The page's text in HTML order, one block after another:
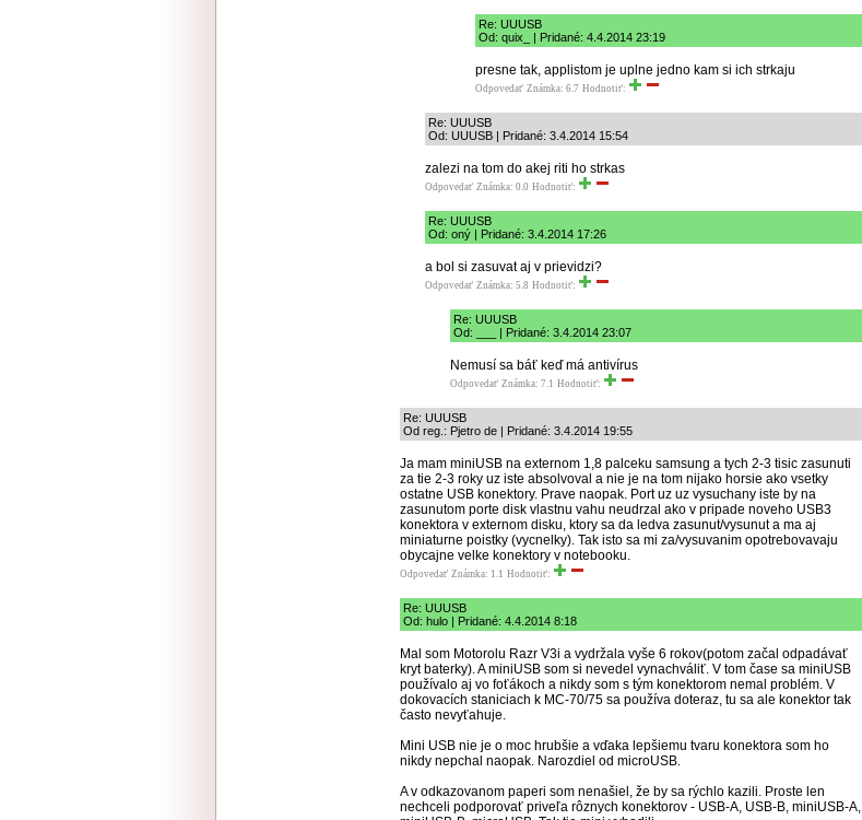
Re: UUUSB
Od: quix_ | Pridané: 4.4.2014 23:19
presne tak, applistom je uplne jedno kam si ich strkaju
Odpovedať Známka: 6.7 Hodnotiť:
Re: UUUSB
Od: UUUSB | Pridané: 3.4.2014 15:54
zalezi na tom do akej riti ho strkas
Odpovedať Známka: 0.0 Hodnotiť:
Re: UUUSB
Od: oný | Pridané: 3.4.2014 17:26
a bol si zasuvat aj v prievidzi?
Odpovedať Známka: 5.8 Hodnotiť:
Re: UUUSB
Od: ___ | Pridané: 3.4.2014 23:07
Nemusí sa báť keď má antivírus
Odpovedať Známka: 7.1 Hodnotiť:
Re: UUUSB
Od reg.: Pjetro de | Pridané: 3.4.2014 19:55
Ja mam miniUSB na externom 1,8 palceku samsung a tych 2-3 tisic zasunuti
za tie 2-3 roky uz iste absolvoval a nie je na tom nijako horsie ako vsetky
ostatne USB konektory. Prave naopak. Port uz uz vysuchany iste by na
zasunutom porte disk vlastnu vahu neudrzal ako v pripade noveho USB3
konektora v externom disku, ktory sa da ledva zasunut/vysunut a ma aj
miniaturne poistky (vycnelky). Tak isto sa mi za/vysuvanim opotrebovavaju
obycajne velke konektory v notebooku.
Odpovedať Známka: 1.1 Hodnotiť:
Re: UUUSB
Od: hulo | Pridané: 4.4.2014 8:18
Mal som Motorolu Razr V3i a vydržala vyše 6 rokov(potom začal odpadávať
kryt baterky). A miniUSB som si nevedel vynachváliť. V tom čase sa miniUSB
používalo aj vo foťákoch a nikdy som s tým konektorom nemal problém. V
dokovacích staniciach k MC-70/75 sa používa doteraz, tu sa ale konektor tak
často nevyťahuje.
Mini USB nie je o moc hrubšie a vďaka lepšiemu tvaru konektora som ho
nikdy nepchal naopak. Narozdiel od microUSB.
A v odkazovanom paperi som nenašiel, že by sa rýchlo kazili. Proste len
nechceli podporovať priveľa rôznych konektorov - USB-A, USB-B, miniUSB-A,